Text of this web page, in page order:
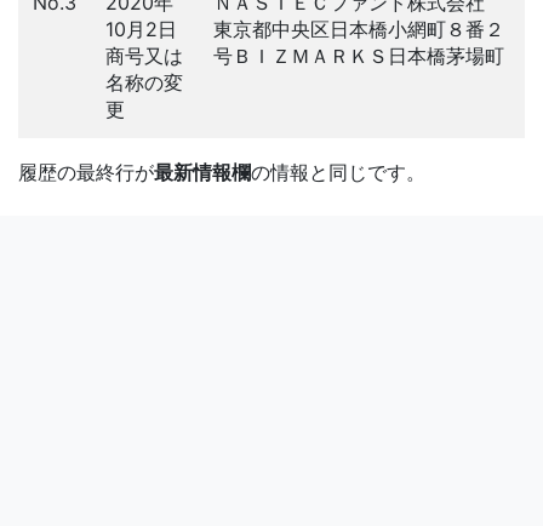
10月2日
商号又は
名称の変
更
東京都中央区日本橋小網町８番２
号ＢＩＺＭＡＲＫＳ日本橋茅場町
履歴の最終行が最新情報欄の情報と同じです。